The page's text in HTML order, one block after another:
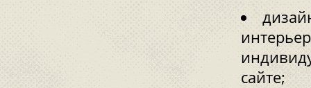
сайте;